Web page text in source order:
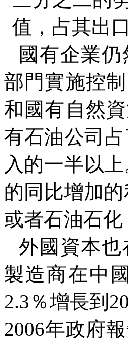
值，占其出
國有企業
部門實施控
和國有自然
有石油公司
入的一半以上
的同比增加
或者石油石
外國資本
製造商在中
2.3 ％增長到
2006年政府